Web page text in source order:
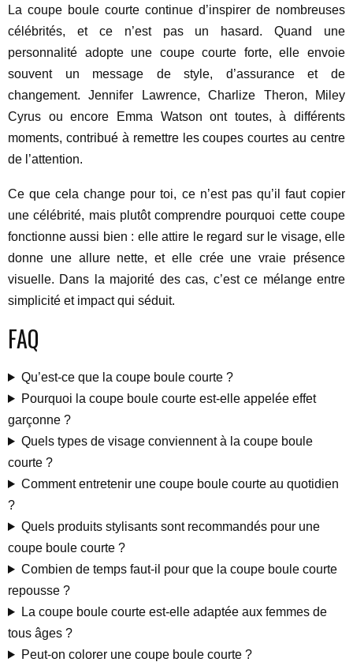
La coupe boule courte continue d’inspirer de nombreuses
célébrités, et ce n’est pas un hasard. Quand une
personnalité adopte une coupe courte forte, elle envoie
souvent un message de style, d’assurance et de
changement. Jennifer Lawrence, Charlize Theron, Miley
Cyrus ou encore Emma Watson ont toutes, à différents
moments, contribué à remettre les coupes courtes au centre
de l’attention.
Ce que cela change pour toi, ce n’est pas qu’il faut copier
une célébrité, mais plutôt comprendre pourquoi cette coupe
fonctionne aussi bien : elle attire le regard sur le visage, elle
donne une allure nette, et elle crée une vraie présence
visuelle. Dans la majorité des cas, c’est ce mélange entre
simplicité et impact qui séduit.
FAQ
Qu’est-ce que la coupe boule courte ?
Pourquoi la coupe boule courte est-elle appelée effet
garçonne ?
Quels types de visage conviennent à la coupe boule
courte ?
Comment entretenir une coupe boule courte au quotidien
?
Quels produits stylisants sont recommandés pour une
coupe boule courte ?
Combien de temps faut-il pour que la coupe boule courte
repousse ?
La coupe boule courte est-elle adaptée aux femmes de
tous âges ?
Peut-on colorer une coupe boule courte ?